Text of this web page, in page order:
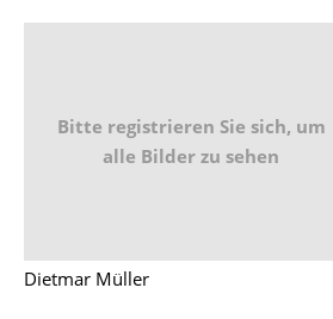
Bitte registrieren Sie sich, um
alle Bilder zu sehen
Dietmar Müller